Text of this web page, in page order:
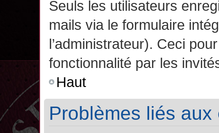
Seuls les utilisateurs
mails via le formulaire
l’administrateur). Ceci
fonctionnalité par les
Haut
Problèmes liés